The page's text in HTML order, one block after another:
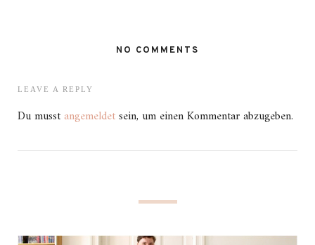
NO COMMENTS
LEAVE A REPLY
Du musst angemeldetsein, um einen Kommentar abzugeben.